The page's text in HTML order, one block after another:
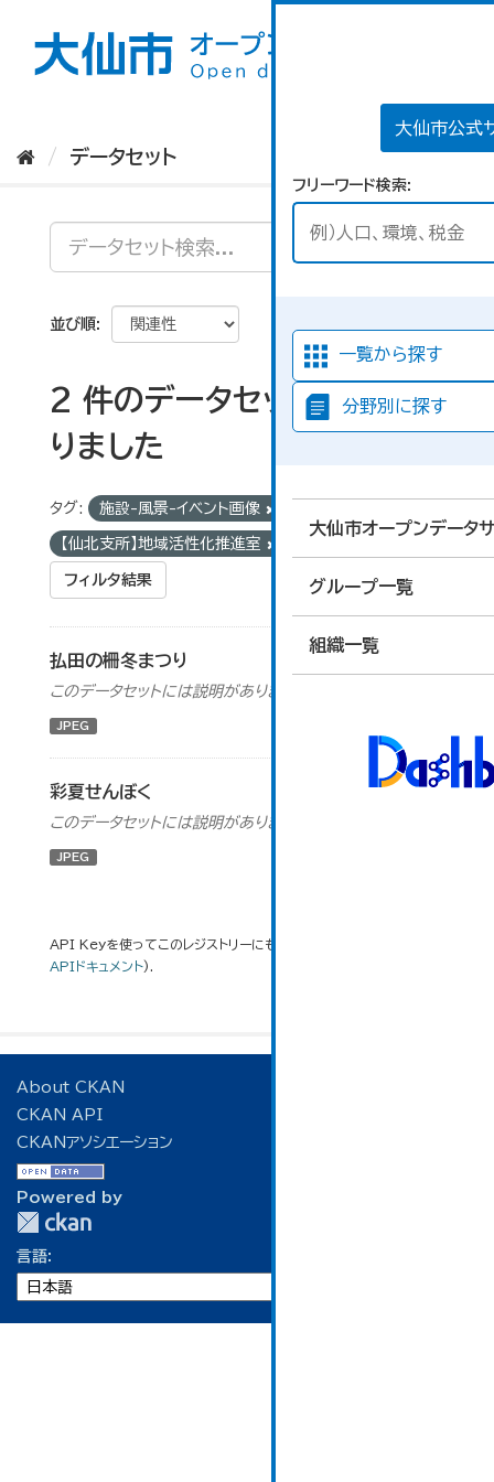
大仙市公式
フリーワード検索
一覧から探す
分野別に探す
大仙市オープンデータ
グループ一覧
組織一覧
データセット
並び順
2 件のデータセットが見つか
りました
タグ: 施設-風景-イベント画像
【仙北支所】地域活性化推進室
フィルタ結果
払田の柵冬まつり
このデータセットには説明がありません
JPEG
彩夏せんぼく
このデータセットには説明がありません
JPEG
API Keyを使ってこのレジストリーにもアクセス可能です
APIドキュメント).
About CKAN
CKAN API
CKANアソシエーション
Powered by
言語